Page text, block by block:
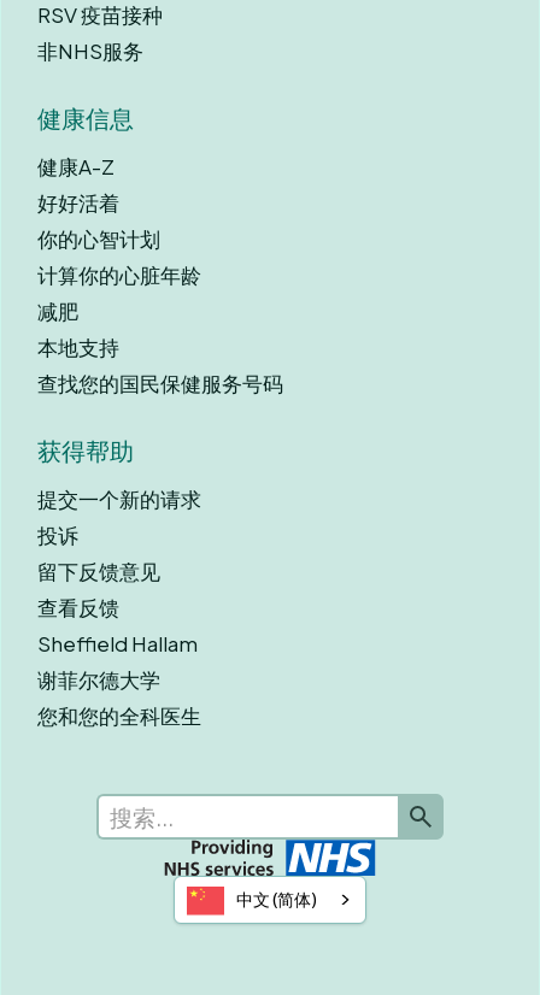
RSV 疫苗接种
非NHS服务
健康信息
健康A-Z
好好活着
你的心智计划
计算你的心脏年龄
减肥
本地支持
查找您的国民保健服务号码
获得帮助
提交一个新的请求
投诉
留下反馈意见
查看反馈
Sheffield Hallam
谢菲尔德大学
您和您的全科医生
中文 (简体)